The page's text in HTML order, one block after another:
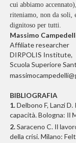
cui abbiamo
riteniamo, non da soli,
dignitoso per tutti.
Massimo
Affiliate researcher
DIRPOLIS Institute,
Scuola Superiore
BIBLIOGRAFIA
1.Delbono F, Lanzi
capacità. Bologna: Il
2.Saraceno C. Il
della crisi. Milano: